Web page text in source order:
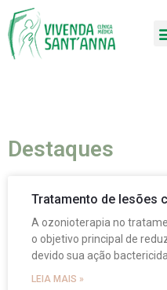
Destaques
Tratamento de lesões
A ozonioterapia no
o objetivo principal de
devido sua ação
LEIA MAIS »